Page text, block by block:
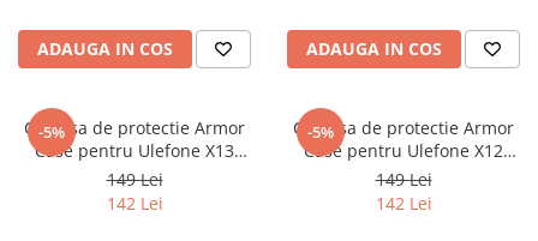
Blender
Aparate de Cafea
Friteuze Aer Cald / Air Fryer
Mașini de Spălat
Mașini de Spălat Vase
ADAUGA IN COS ADAUGA IN COS
-5%
Carcasa de protectie Armor
Case pentru Ulefone X13
Series
149 Lei
142 Lei
-5%
Carcasa de protectie Armor
Case pentru Ulefone X12
Series
149 Lei
142 Lei